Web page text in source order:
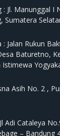
: Jl. Manunggal I
Sumatera
: Jalan Rukun
Baturetno,
Asih No. 2 ,
Jl Adi Cataleya
– Bandung